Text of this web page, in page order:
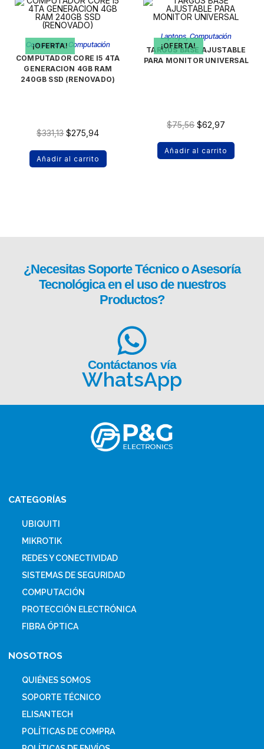
¡OFERTA!
Computador, Computación
COMPUTADOR CORE I5 4TA
GENERACION 4GB RAM
240GB SSD (RENOVADO)
$331,13 $275,94
Añadir al carrito
¡OFERTA!
Laptops,Computación
TARGUS BASE AJUSTABLE
PARA MONITOR UNIVERSAL
$75,56 $62,97
Añadir al carrito
¿NecesitasSoporte Técnicoo Asesoría
Tecnológica en el uso de nuestros
Productos?
Contáctanos vía
WhatsApp
CATEGORÍAS
UBIQUITI
MIKROTIK
REDES Y CONECTIVIDAD
SISTEMAS DE SEGURIDAD
COMPUTACIÓN
PROTECCIÓN ELECTRÓNICA
FIBRA ÓPTICA
NOSOTROS
QUIÉNES SOMOS
SOPORTE TÉCNICO
ELISANTECH
POLÍTICAS DE COMPRA